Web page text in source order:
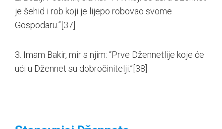
je šehid i rob koji je lijepo robovao svome
Gospodaru.”[37]
3. Imam Bakir, mir s njim: “Prve Džennetlije koje će
ući u Džennet su dobročinitelji.”[38]